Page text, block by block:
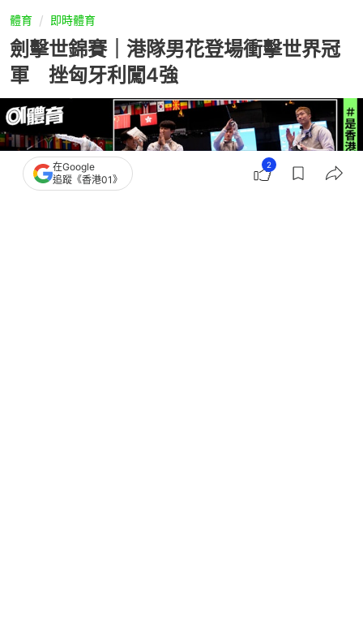
體育 即時體育
劍擊世錦賽｜港隊男花登場衝擊世界冠
軍 挫匈牙利闖4強
在Google
追蹤《香港01》
2